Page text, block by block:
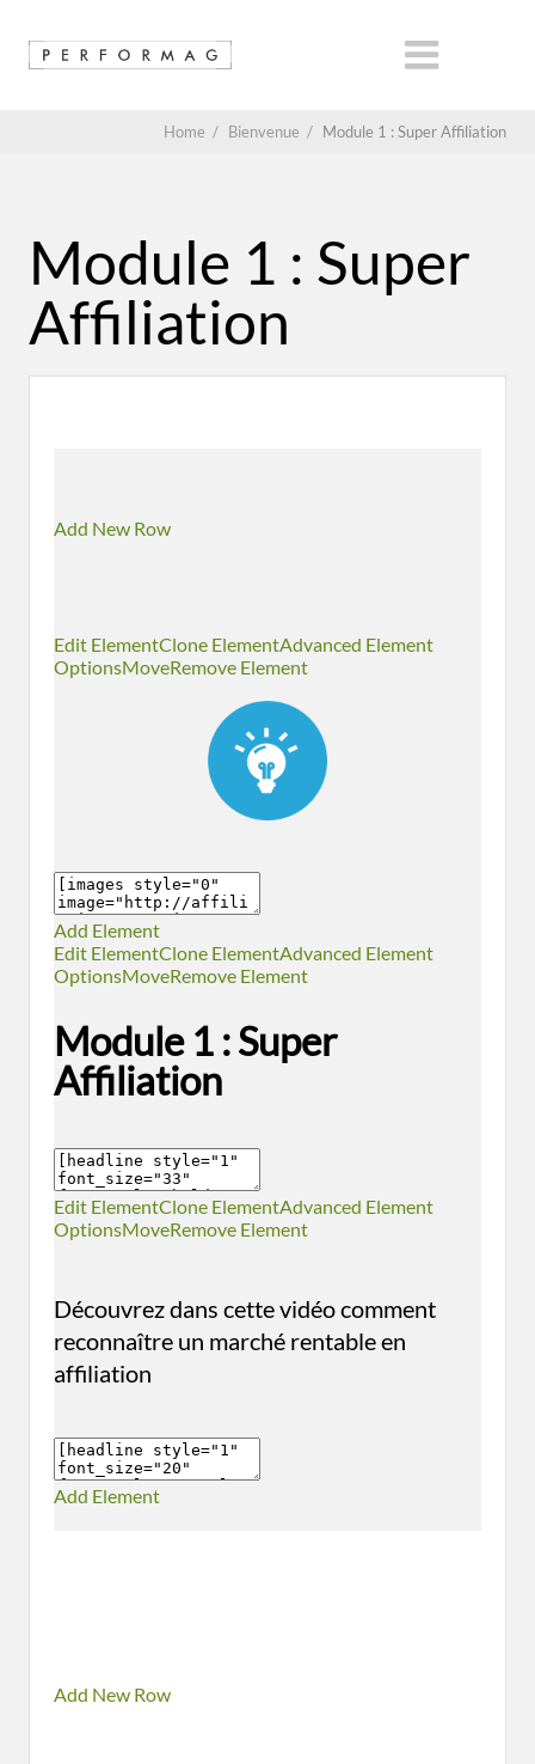
Home / Bienvenue / Module 1 : Super Affiliation
Module 1 : Super
Affiliation
Add New Row
Edit ElementClone ElementAdvanced Element
OptionsMoveRemove Element
Add Element
Edit ElementClone ElementAdvanced Element
OptionsMoveRemove Element
Module 1 :Super
Affiliation
Edit ElementClone ElementAdvanced Element
OptionsMoveRemove Element
Découvrez dans cette vidéo comment
reconnaître un marché rentable en
affiliation
Add Element
Add New Row